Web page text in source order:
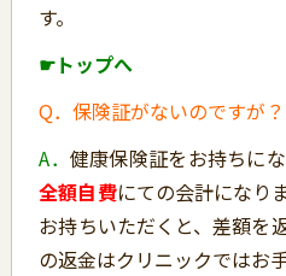
す。
☛トップへ
Q．保険証がないのですが？
A． 健康保険証をお持ちに
全額自費にての会計になり
お持ちいただくと、差額を
の返金はクリニックではお